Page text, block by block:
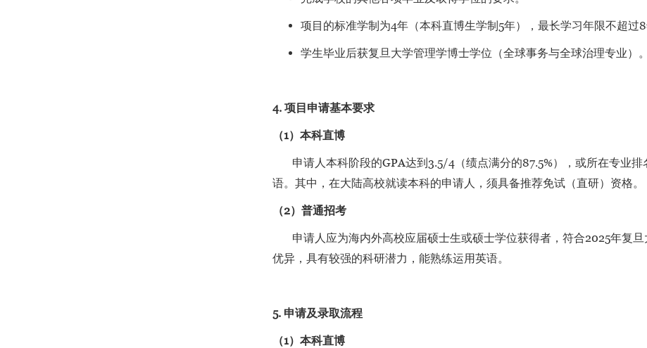
项目的标准学制为4年（本科直博生学制5年），最长学习年限不超过8
学生毕业后获复旦大学管理学博士学位（全球事务与全球治理专业）。
4. 项目申请基本要求
（1）本科直博
申请人本科阶段的GPA达到3.5/4（绩点满分的87.5%），或所在专业排
语。其中，在大陆高校就读本科的申请人，须具备推荐免试（直研）资格。
（2）普通招考
申请人应为海内外高校应届硕士生或硕士学位获得者，符合2025年复旦
优异，具有较强的科研潜力，能熟练运用英语。
5. 申请及录取流程
（1）本科直博